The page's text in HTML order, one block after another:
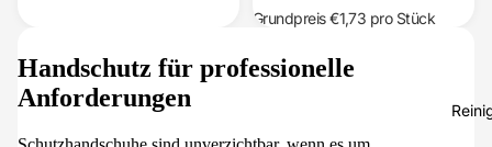
Grundpreis €1,73 pro Stück
Handschutz für professionelle
Anforderungen